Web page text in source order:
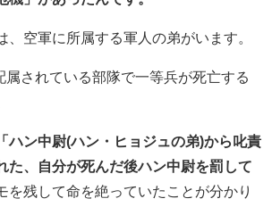
、空軍に所属する軍人の弟がいます。
属されている部隊で一等兵が死亡する
「ハン中尉(ハン・ヒョジュの弟)から叱責
た、自分が死んだ後ハン中尉を罰して
を残して命を絶っていたことが分かり